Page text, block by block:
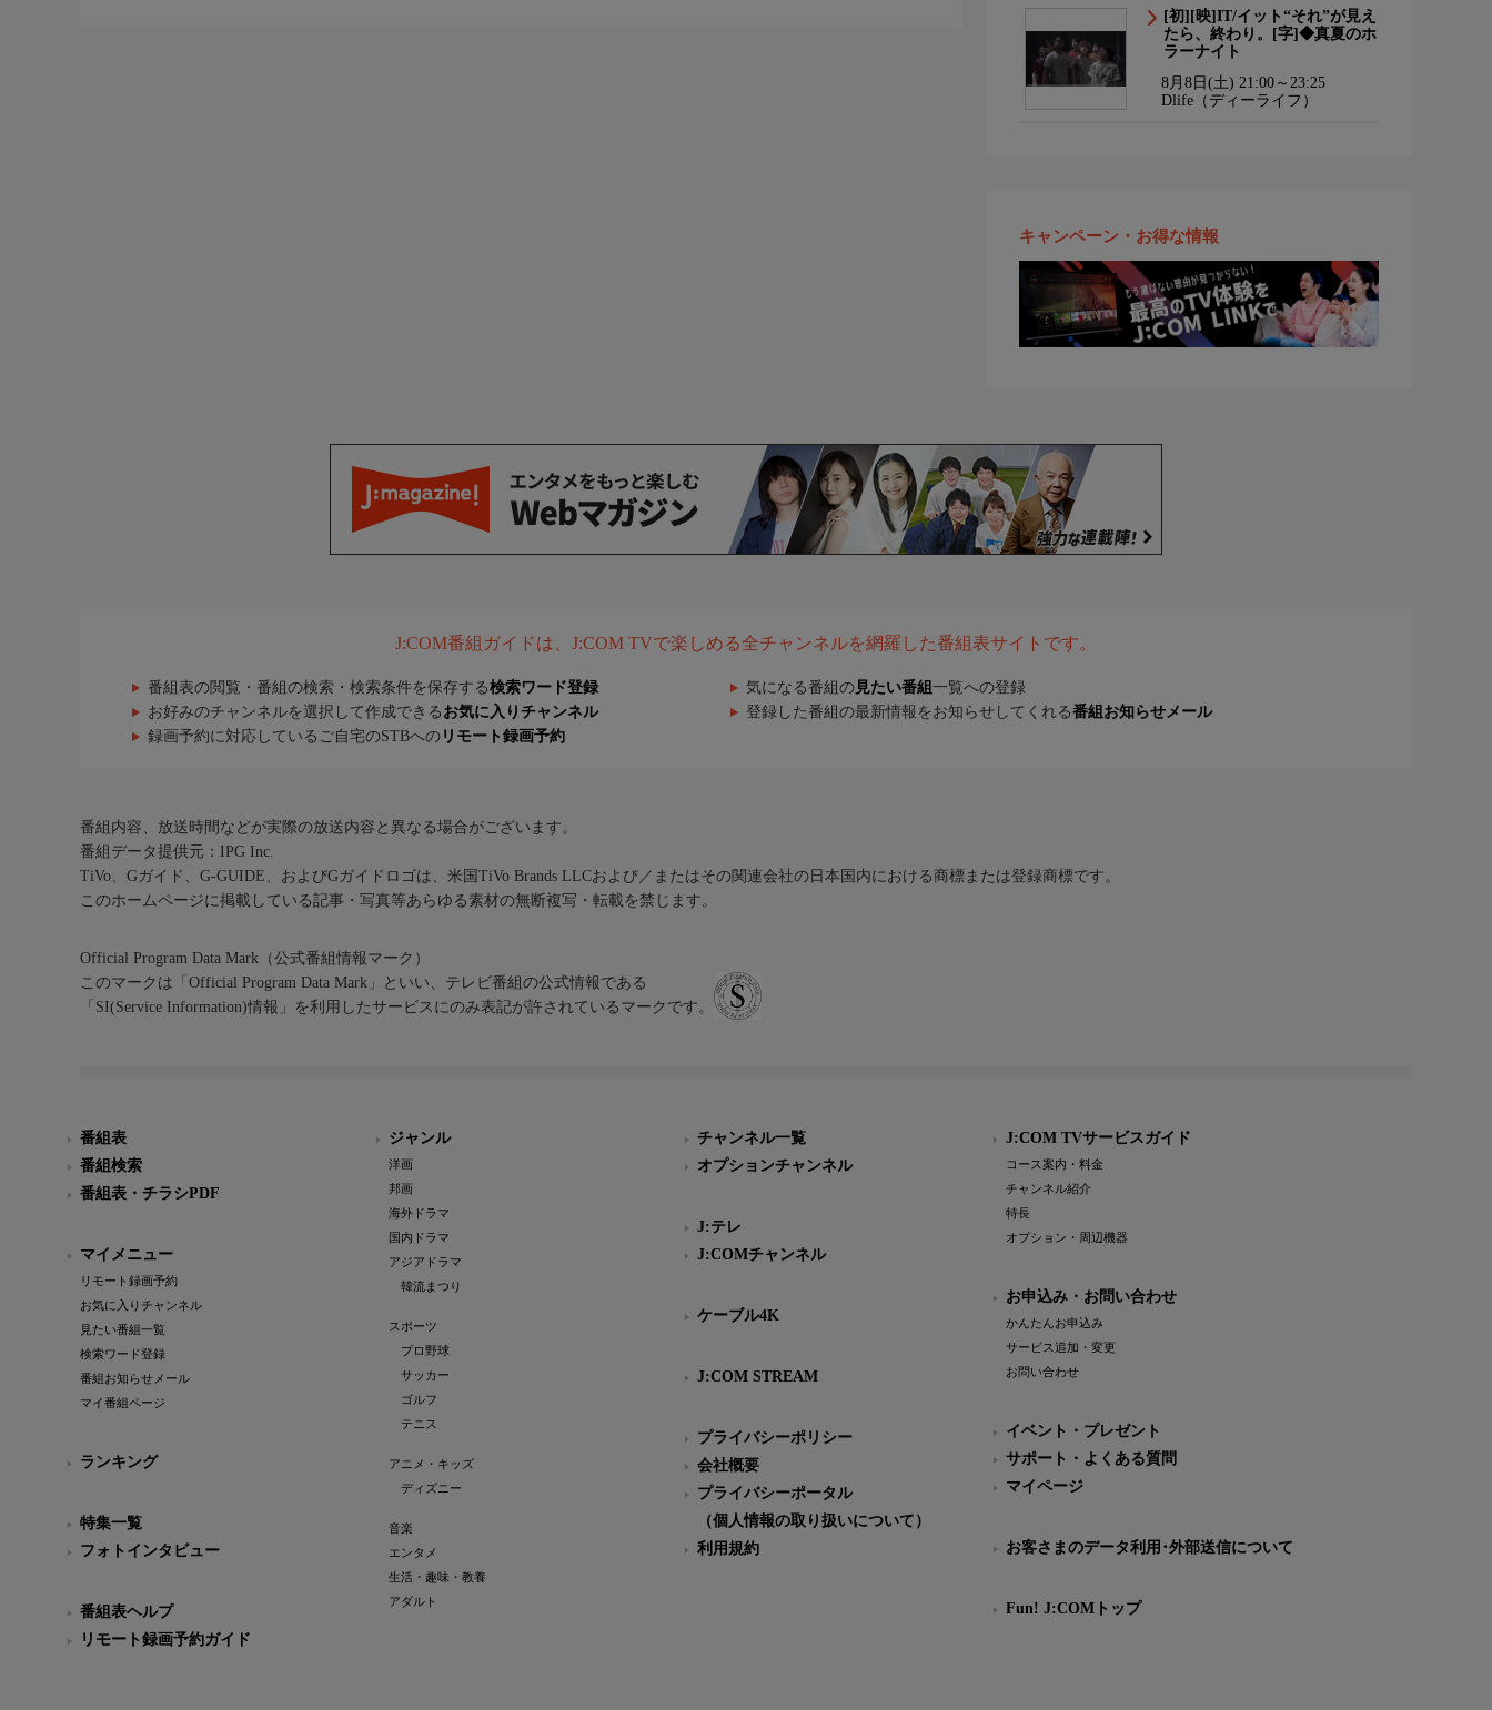
[初][映]IT/イット“それ”が見え
たら、終わり。[字]◆真夏のホ
ラーナイト
8月8日(土) 21:00～23:25
Dlife（ディーライフ）
キャンペーン・お得な情報
J:COM番組ガイドは、J:COM TVで楽しめる全チャンネルを網羅した番組表サイトです。
番組表の閲覧・番組の検索・検索条件を保存する検索ワード登録 気になる番組の 見たい番組 一覧への登録
お好みのチャンネルを選択して作成できる お気に入りチャンネル 登録した番組の最新情報をお知らせしてくれる番組お知らせメール
録画予約に対応しているご自宅のSTBへの リモート録画予約
番組内容、放送時間などが実際の放送内容と異なる場合がございます。
番組データ提供元：IPG Inc.
TiVo、Gガイド、G-GUIDE、およびGガイドロゴは、米国TiVo Brands LLCおよび／またはその関連会社の日本国内における商標または登録商標です。
このホームページに掲載している記事・写真等あらゆる素材の無断複写・転載を禁じます。
Official Program Data Mark（公式番組情報マーク）
このマークは「Official Program Data Mark」といい、テレビ番組の公式情報である
「SI(Service Information)情報」を利用したサービスにのみ表記が許されているマークです。
番組表
番組検索
番組表・チラシPDF
マイメニュー
リモート録画予約
お気に入りチャンネル
見たい番組一覧
検索ワード登録
番組お知らせメール
マイ番組ページ
ランキング
特集一覧
フォトインタビュー
番組表ヘルプ
リモート録画予約ガイド
ジャンル
洋画
邦画
海外ドラマ
国内ドラマ
アジアドラマ
韓流まつり
スポーツ
プロ野球
サッカー
ゴルフ
テニス
アニメ・キッズ
ディズニー
音楽
エンタメ
生活・趣味・教養
アダルト
チャンネル一覧
オプションチャンネル
J:テレ
J:COMチャンネル
ケーブル4K
J:COM STREAM
プライバシーポリシー
会社概要
プライバシーポータル
（個人情報の取り扱いについて）
利用規約
J:COM TVサービスガイド
コース案内・料金
チャンネル紹介
特長
オプション・周辺機器
お申込み・お問い合わせ
かんたんお申込み
サービス追加・変更
お問い合わせ
イベント・プレゼント
サポート・よくある質問
マイページ
お客さまのデータ利用･外部送信について
Fun! J:COMトップ